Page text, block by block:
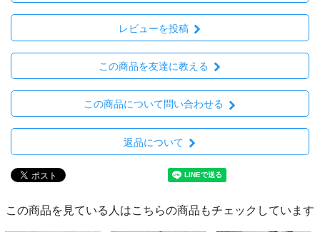
レビューを投稿
この商品を友達に教える
この商品について問い合わせる
返品について
この商品を見ている人はこちらの商品もチェックしています